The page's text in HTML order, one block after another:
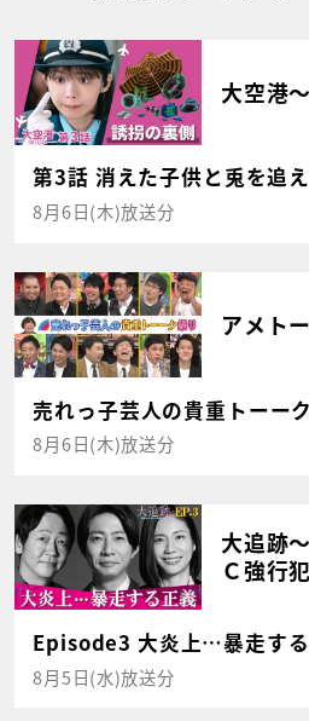
大空港
第3話 消えた子供と兎を追え
8月6日(木)放送分
アメト
売れっ子芸人の貴重トーー
8月6日(木)放送分
大追跡
Ｃ強行
Episode3 大炎上…暴走す
8月5日(水)放送分